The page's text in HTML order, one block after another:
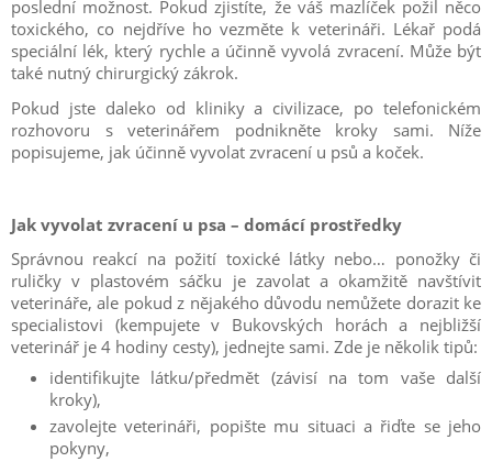
poslední možnost. Pokud zjistíte, že váš mazlíček požil něco
toxického, co nejdříve ho vezměte k veterináři. Lékař podá
speciální lék, který rychle a účinně vyvolá zvracení. Může být
také nutný chirurgický zákrok.
Pokud jste daleko od kliniky a civilizace, po telefonickém
rozhovoru s veterinářem podnikněte kroky sami.
Níže
popisujeme, jak účinně vyvolat zvracení u psů a koček.
Jak vyvolat zvracení u psa – domácí prostředky
Správnou reakcí na požití toxické látky nebo… ponožky či
ruličky v plastovém sáčku je zavolat a okamžitě navštívit
veterináře, ale pokud z nějakého důvodu nemůžete dorazit ke
specialistovi (kempujete v Bukovských horách a nejbližší
veterinář je 4 hodiny cesty), jednejte sami. Zde je několik tipů:
identifikujte látku/předmět (závisí na tom vaše další
kroky),
zavolejte veterináři, popište mu situaci a řiďte se jeho
pokyny,